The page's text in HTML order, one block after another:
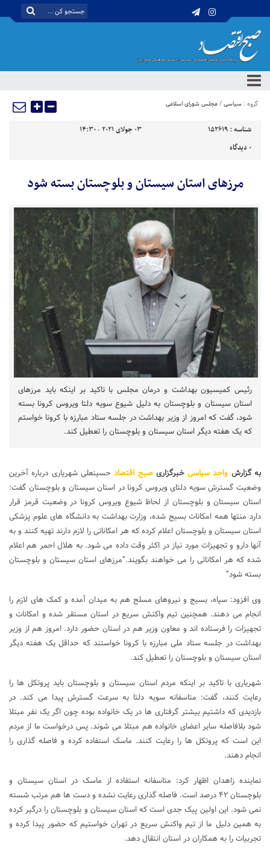
گروه : سیاسی/مجلس شورای اسلامی
شناسه : 152619
03 جولای 2021 - 14:30
0 دیدگاه
مرزهای استان سیستان و بلوچستان بسته شود
رئیس کمیسیون بهداشت و درمان مجلس با تاکید بر اینکه باید مرزهای
استان سیستان و بلوچستان به دلیل شیوع سویه دلتا ویروس کرونا بسته
شود، گفت که امروز از وزیر بهداشت در جلسه ستاد مبارزه با کرونا خواستم
که یک هفته دیگر استان سیستان و بلوچستان را تعطیل کند.
به گزارش واحد سیاسی خبرگزاریصبح اقتصادحسینعلی شهریاری درباره آخرین
وضعیت گسترش سویه دلتای ویروس کرونا در استان سیستان و بلوچستان گفت:
استان سیستان و بلوچستان از لحاظ شیوع ویروس کرونا در وضعیت قرمز قرار
دارد منتها همه امکانات بسیج شده، وزارت بهداشت به دانشگاه های علوم پزشکی
استان سیستان و بلوچستان اعلام کرده که هر امکاناتی را لازم دارند تهیه کنند و به
آنها دارو و تجهیزات مورد نیاز در اکثر وقت داده می شود. به هلال احمر هم اعلام
شده که هر امکاناتی را می خواهند بگویند.”مرزهای استان سیستان و بلوچستان
بسته شود”
وی افزود: سپاه، بسیج و نیروهای مسلح هم به میدان آمده و کمک های لازم را
انجام می دهند. همچنین تیم واکنش سریع در استان مستقر شده و امکانات و
تجهیزات را فرستاده اند و معاون وزیر هم در استان حضور دارد. امروز هم از وزیر
بهداشت در جلسه ستاد ملی مبارزه با کرونا خواستند که حداقل یک هفته دیگر
استان سیستان و بلوچستان را تعطیل کند.
شهریاری با تاکید بر اینکه مردم استان سیستان و بلوچستان باید پروتکل ها را
رعایت کنند، گفت: متاسفانه سویه دلتا به سرعت گسترش پیدا می کند. در
بازدیدی که داشتیم بیشتر گرفتاری ها در یک خانواده بوده چون اگر یک نفر مبتلا
شود بلافاصله سایر اعضای خانواده هم مبتلا می شوند. پس درخواست ما از مردم
این است که پروتکل ها را رعایت کنند. ماسک استفاده کرده و فاصله گذاری را
انجام دهند.
نماینده زاهدان اظهار کرد: متاسفانه استفاده از ماسک در استان سیستان و
بلوچستان ۴۲ درصد است. فاصله گذاری رعایت نشده و دست ها هم مرتب شسته
نمی شود. این اولین پیک جدی است که استان سیستان و بلوچستان را درگیر کرده
به همین دلیل ما از تیم واکنش سریع در تهران خواستیم که حضور پیدا کرده و
تجربیات را به همکاران در استان انتقال دهد.